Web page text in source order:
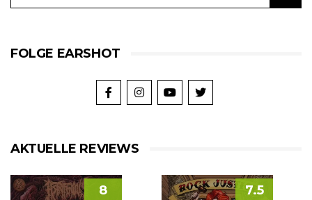
FOLGE EARSHOT
AKTUELLE REVIEWS
8 7.5